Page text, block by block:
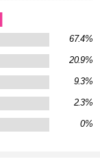
점하는 위계적
보다 돈을 더 잘
해야 하며, 육체
. 성격은 ‘쿨’하고
없어야 한다. 이외
조롱과 모멸의 대
는 것’은 철저히 금
67.4%
20.9%
9.3%
2.3%
0%